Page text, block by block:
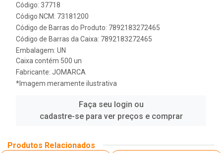
Código: 37718
Código NCM: 73181200
Código de Barras do Produto: 7892183272465
Código de Barras da Caixa: 7892183272465
Embalagem: UN
Caixa contém 500 un
Fabricante: JOMARCA
*Imagem meramente ilustrativa
Faça seu login ou
cadastre-se para ver preços e comprar
Produtos Relacionados